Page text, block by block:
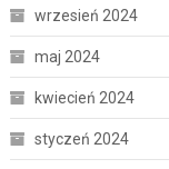
wrzesień 2024
maj 2024
kwiecień 2024
styczeń 2024